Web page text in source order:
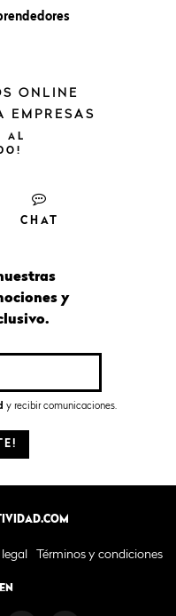
ONLINE
EMPRESAS
y
y recibir comunicaciones.
AL
CHAT
Términos y condiciones